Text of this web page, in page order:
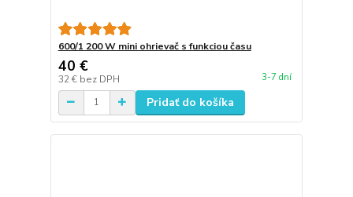
600/1 200 W mini ohrievač s funkciou času
40 €
32 € bez DPH 3-7 dní
Pridať do košíka